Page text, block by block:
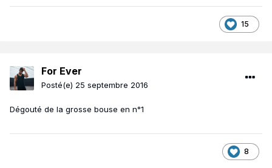
15
For Ever
Posté(e) 25 septembre 2016
Dégouté de la grosse bouse en n°1
8